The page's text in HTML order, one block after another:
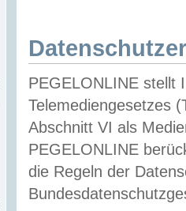
PEGELONLINE stellt
Telemediengesetzes
Abschnitt VI als
PEGELONLINE
die Regeln der